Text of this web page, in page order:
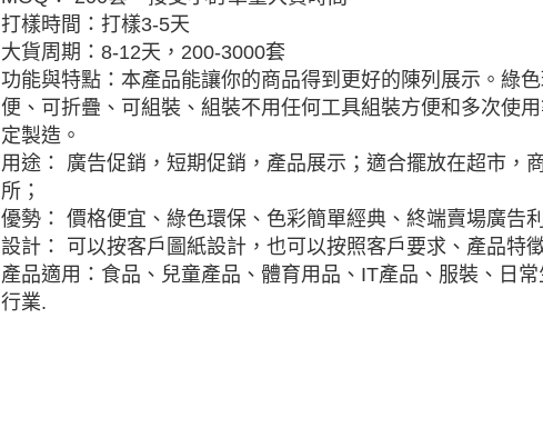
打樣時間：打樣3-5天
大貨周期：8-12天，200-3000套
功能與特點：本產品能讓你的商品得到更好的陳列展示。綠
便、可折疊、可組裝、組裝不用任何工具組裝方便和多次使
定製造。
用途： 廣告促銷，短期促銷，產品展示；適合擺放在超市，
所；
優勢： 價格便宜、綠色環保、色彩簡單經典、終端賣場廣告
設計： 可以按客戶圖紙設計，也可以按照客戶要求、產品特
產品適用：食品、兒童產品、體育用品、IT產品、服裝、日
行業.